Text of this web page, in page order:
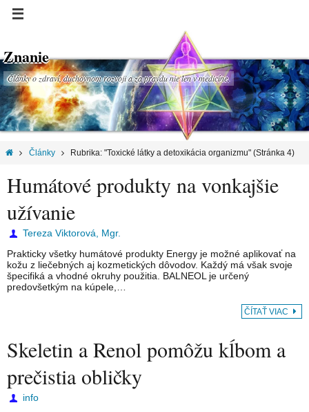
Znanie
Články o zdraví, duchovnom rozvoji a za pravdu nie len v medicíne.
Články Rubrika: "Toxické látky a detoxikácia organizmu" (Stránka 4)
Humátové produkty na vonkajšie
užívanie
Tereza Viktorová, Mgr.
Prakticky všetky humátové produkty Energy je možné aplikovať na
kožu z liečebných aj kozmetických dôvodov. Každý má však svoje
špecifiká a vhodné okruhy použitia. BALNEOL je určený
predovšetkým na kúpele,…
ČÍTAŤ VIAC
Skeletin a Renol pomôžu kĺbom a
prečistia obličky
info